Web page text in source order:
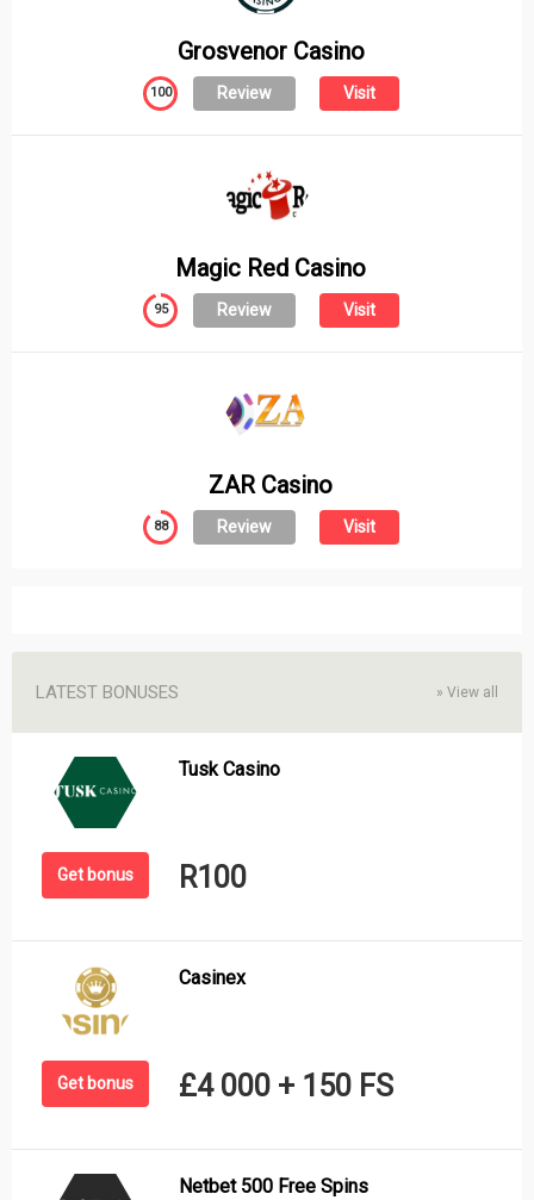
Grosvenor Casino
Visit
Review
100
Magic Red Casino
Visit
Review
95
ZAR Casino
Visit
Review
88
» View all
LATEST BONUSES
Get bonus
Tusk Casino
R100
Get bonus
Casinex
£4 000 + 150 FS
Netbet 500 Free Spins